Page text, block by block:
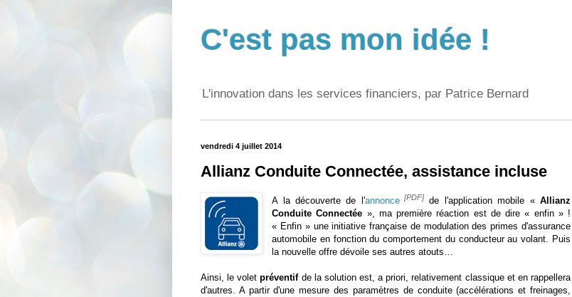
C'est pas mon idée !
L'innovation dans les services financiers, par Patrice Bernard
vendredi 4 juillet 2014
Allianz Conduite Connectée, assistance incluse
A la découverte de l'annonce [PDF] de l'application mobile «Allianz
Conduite Connectée », ma première réaction est de dire « enfin » !
« Enfin » une initiative française de modulation des primes d'assurance
automobile en fonction du comportement du conducteur au volant. Puis
la nouvelle offre dévoile ses autres atouts…
Ainsi, le voletpréventifde la solution est, a priori, relativement classique et en rappellera
d'autres. A partir d'une mesure des paramètres de conduite (accélérations et freinages,